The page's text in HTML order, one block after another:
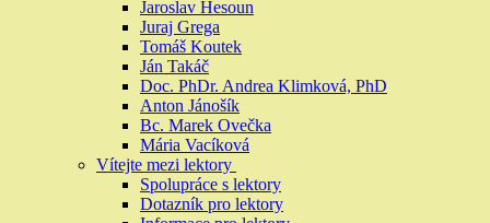
Jaroslav Hesoun
Juraj Grega
Tomáš Koutek
Ján Takáč
Doc. PhDr. Andrea Klimková, PhD
Anton Jánošík
Bc. Marek Ovečka
Mária Vacíková
Vítejte mezi lektory
Spolupráce s lektory
Dotazník pro lektory